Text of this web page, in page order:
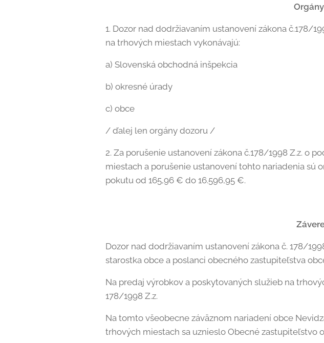
1. Dozor nad dodržiavaním ustanovení zákona č.178/
na trhových miestach vykonávajú:
a) Slovenská obchodná inšpekcia
b) okresné úrady
c) obce
/ ďalej len orgány dozoru /
2. Za porušenie ustanovení zákona č.178/1998 Z.z. o
miestach a porušenie ustanovení tohto nariadenia sú
pokutu od 165,96 € do 16.596,95 €.
Dozor nad dodržiavaním ustanovení zákona č. 178/
starostka obce a poslanci obecného zastupiteľstva
Na predaj výrobkov a poskytovaných služieb na
178/1998 Z.z.
Na tomto všeobecne záväznom nariadení obce
trhových miestach sa uznieslo Obecné zastupiteľstvo